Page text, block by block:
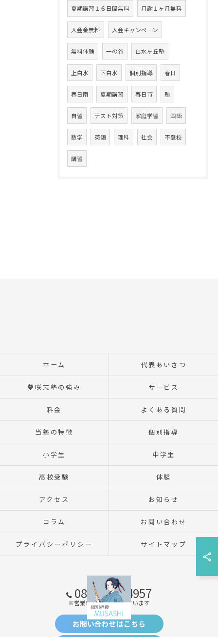
夏期講習１６日間無料 月謝１ヶ月無料
入会金無料 入会キャンペーン
無料体験 一の谷 白水ヶ丘塾
上白水 下白水 個別指導 春日
春日南 夏期講習 春日市 塾
自習 テスト対策 家庭学習 国語
数学 英語 理科 社会 不登校
講習
080-2309-4957
※営業電話はお断りしています
お問い合わせはこちら
ホーム 代表あいさつ
夢咲志塾の強み サービス
料金 よくある質問
当塾の特徴 個別指導
小学生 中学生
高校受験 体験
アクセス お知らせ
コラム お問い合わせ
プライバシーポリシー サイトマップ